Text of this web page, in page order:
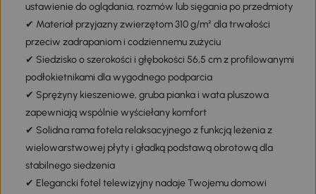
ustawienie do oglądania, rozmów lub sięgania po przedmioty
✔ Materiał przyjazny zwierzętom 310 g/m² dla trwałości
przeciw zadrapaniom i codziennemu zużyciu
✔ Siedzisko o szerokości i głębokości 56,5 cm z profilowanymi
podłokietnikami dla wygodnego podparcia
✔ Sprężyny kieszeniowe, gruba pianka i wata pluszowa
zapewniają wspólnie wyściełany komfort
✔ Solidna rama fotela relaksacyjnego z funkcją leżenia z
wielowarstwowej płyty i gładką podstawą obrotową dla
stabilnego siedzenia
✔ Elegancki fotel telewizyjny nadaje Twojemu domowi